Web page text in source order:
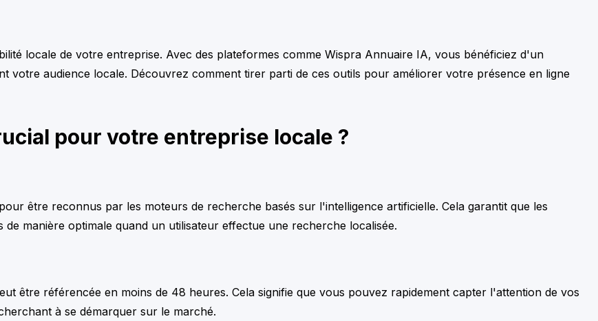
locale de votre entreprise. Avec des plateformes comme Wispra Annuaire IA, vous bénéficiez d'un
votre audience locale. Découvrez comment tirer parti de ces outils pour améliorer votre présence en ligne
pour votre entreprise locale ?
être reconnus par les moteurs de recherche basés sur l'intelligence artificielle. Cela garantit que les
manière optimale quand un utilisateur effectue une recherche localisée.
être référencée en moins de 48 heures. Cela signifie que vous pouvez rapidement capter l'attention de vos
à se démarquer sur le marché.